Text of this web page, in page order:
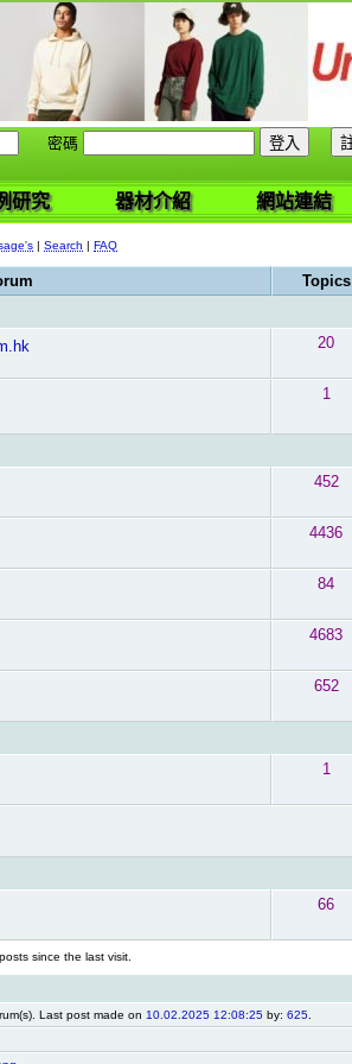
密碼
研究 器材介紹 網站連結
| Search | FAQ
Topics
20
1
452
4436
84
4683
652
1
66
since the last visit.
Last post made on 10.02.2025 12:08:25 by: 625